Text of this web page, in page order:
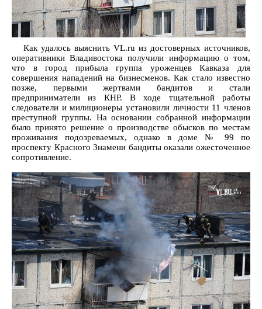
Как удалось выяснить VL.ru из достоверных источников,
оперативники Владивостока получили информацию о том,
что в город прибыла группа уроженцев Кавказа для
совершения нападений на бизнесменов. Как стало известно
позже, первыми жертвами бандитов и стали
предприниматели из КНР. В ходе тщательной работы
следователи и милиционеры установили личности 11 членов
преступной группы. На основании собранной информации
было принято решение о производстве обысков по местам
проживания подозреваемых, однако в доме № 99 по
проспекту Красного Знамени бандиты оказали ожесточенное
сопротивление.